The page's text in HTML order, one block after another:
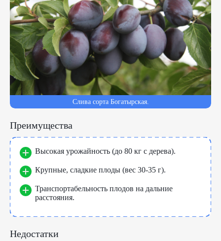
Слива сорта Богатырская.
Преимущества
Высокая урожайность (до 80 кг с дерева).
Крупные, сладкие плоды (вес 30-35 г).
Транспортабельность плодов на дальние
расстояния.
Недостатки